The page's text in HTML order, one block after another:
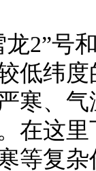
号和
低纬
寒、
在这
等复